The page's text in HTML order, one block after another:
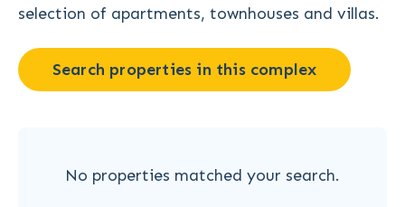
selection of apartments, townhouses and villas.
Search properties in this complex
No properties matched your search.